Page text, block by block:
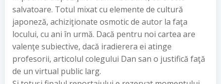
salvatoare. Totul mixat cu elemente de cultură
japoneză, achiziţionate osmotic de autor la faţa
locului, cu ani în urmă. Dacă pentru noi cartea are
valenţe subiective, dacă iradierera ei atinge
profesorii, articolul colegului Dan san o justifică faţă
de un virtual public larg.